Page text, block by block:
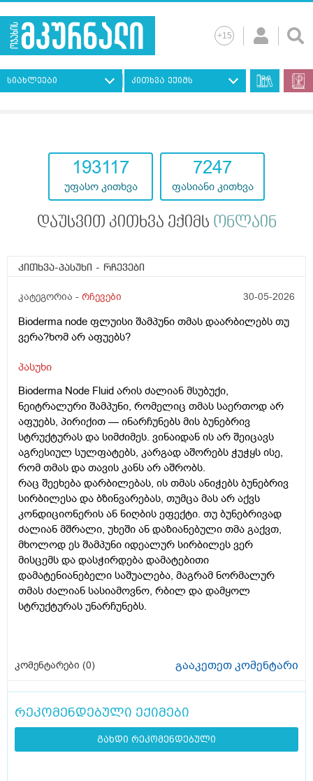
სიახლეები კითხვა ექიმს
193117
უფასო კითხვა
7247
ფასიანი კითხვა
დაუსვით კითხვა ექიმს ონლაინ
კითხვა-პასუხი - რჩევები
კატეგორია - რჩევები 30-05-2026
Bioderma node ფლუისი შამპუნი თმას დაარბილებს თუ
ვერა?ხომ არ აფუებს?
პასუხი
Bioderma Node Fluid არის ძალიან მსუბუქი,
ნეიტრალური შამპუნი, რომელიც თმას საერთოდ არ
აფუებს, პირიქით — ინარჩუნებს მის ბუნებრივ
სტრუქტურას და სიმძიმეს. ვინაიდან ის არ შეიცავს
აგრესიულ სულფატებს, კარგად აშორებს ჭუჭყს ისე,
რომ თმას და თავის კანს არ აშრობს.
რაც შეეხება დარბილებას, ის თმას ანიჭებს ბუნებრივ
სირბილესა და ბზინვარებას, თუმცა მას არ აქვს
კონდიციონერის ან ნიღბის ეფექტი. თუ ბუნებრივად
ძალიან მშრალი, უხეში ან დაზიანებული თმა გაქვთ,
მხოლოდ ეს შამპუნი იდეალურ სირბილეს ვერ
მისცემს და დასჭირდება დამატებითი
დამატენიანებელი საშუალება, მაგრამ ნორმალურ
თმას ძალიან სასიამოვნო, რბილ და დამყოლ
სტრუქტურას უნარჩუნებს.
კომენტარები (0) გააკეთეთ კომენტარი
რეკომენდებული ექიმები
გახდი რეკომენდებული